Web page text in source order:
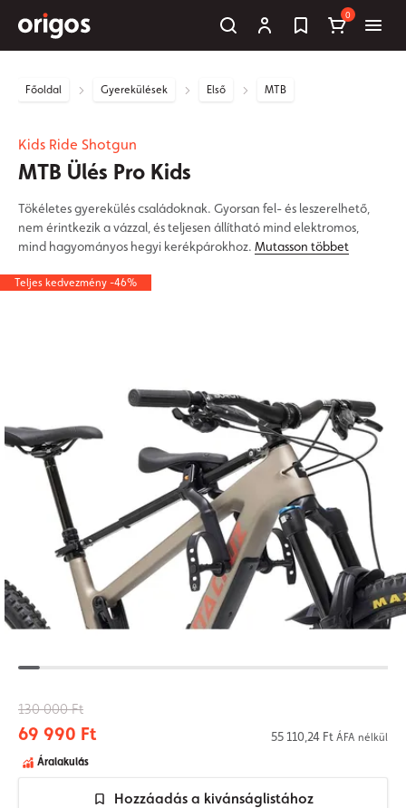
0
Főoldal Gyerekülések Első MTB
Kids Ride Shotgun
MTB Ülés Pro Kids
Tökéletes gyerekülés családoknak. Gyorsan fel- és leszerelhető,
nem érintkezik a vázzal, és teljesen állítható mind elektromos,
mind hagyományos hegyi kerékpárokhoz. Mutasson többet
Teljes kedvezmény -46%
130 000 Ft
69 990 Ft 55 110,24 Ft ÁFA nélkül
Áralakulás
Hozzáadás a kivánságlistához